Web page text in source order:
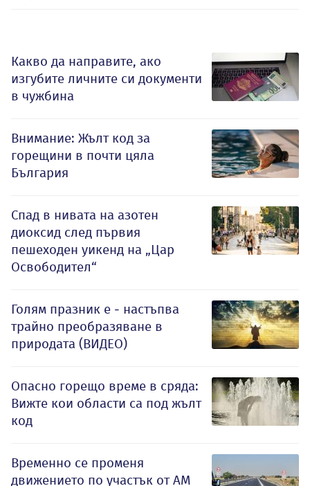
Какво да направите, ако
изгубите личните си документи
в чужбина
Внимание: Жълт код за
горещини в почти цяла
България
Спад в нивата на азотен
диоксид след първия
пешеходен уикенд на „Цар
Освободител“
Голям празник е - настъпва
трайно преобразяване в
природата (ВИДЕО)
Опасно горещо време в сряда:
Вижте кои области са под жълт
код
Временно се променя
движението по участък от АМ